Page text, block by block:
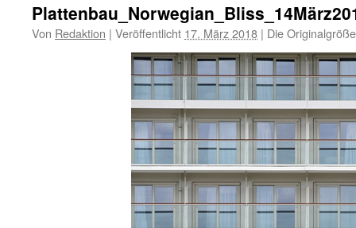
Von Redaktion | Veröffentlicht 17. März 2018 | Die